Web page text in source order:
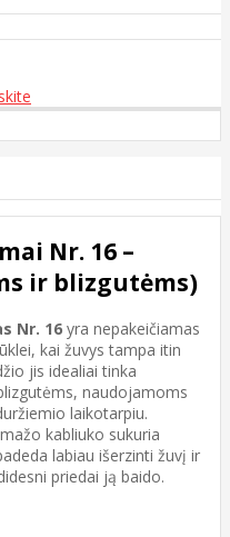
Nr. 16 –
ir blizgutėms)
Nr. 16 yra nepakeičiamas
kai žuvys tampa itin
jis idealiai tinka
naudojamoms
laikotarpiu.
kabliuko sukuria
labiau išerzinti žuvį ir
priedai ją baido.